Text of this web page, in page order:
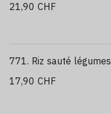
21,90 CHF
771. Riz sauté légumes
17,90 CHF